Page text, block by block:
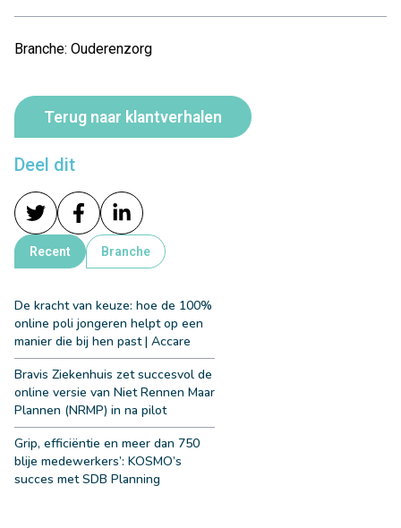
Deel dit
Branche: Ouderenzorg
Terug naar klantverhalen
Recent Branche
De kracht van keuze: hoe de 100%
online poli jongeren helpt op een
manier die bij hen past | Accare
Bravis Ziekenhuis zet succesvol de
online versie van Niet Rennen Maar
Plannen (NRMP) in na pilot
Grip, efficiëntie en meer dan 750
blije medewerkers’: KOSMO’s
succes met SDB Planning